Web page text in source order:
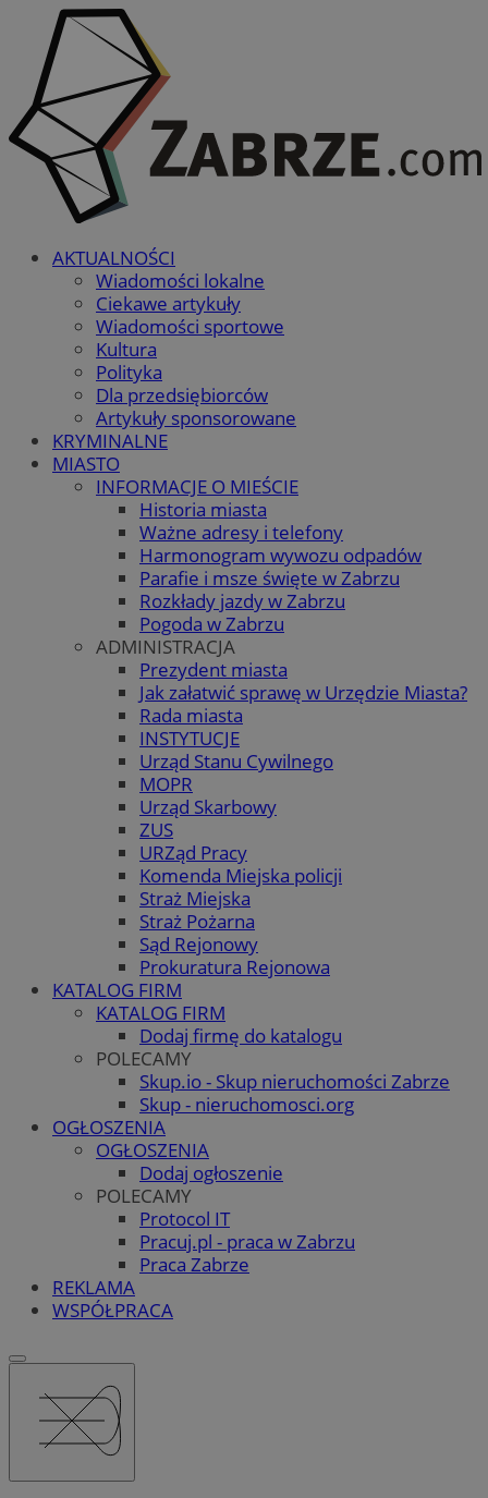
AKTUALNOŚCI
Wiadomości lokalne
Ciekawe artykuły
Wiadomości sportowe
Kultura
Polityka
Dla przedsiębiorców
Artykuły sponsorowane
KRYMINALNE
MIASTO
INFORMACJE O MIEŚCIE
Historia miasta
Ważne adresy i telefony
Harmonogram wywozu odpadów
Parafie i msze święte w Zabrzu
Rozkłady jazdy w Zabrzu
Pogoda w Zabrzu
ADMINISTRACJA
Prezydent miasta
Jak załatwić sprawę w Urzędzie Miasta?
Rada miasta
INSTYTUCJE
Urząd Stanu Cywilnego
MOPR
Urząd Skarbowy
ZUS
URZąd Pracy
Komenda Miejska policji
Straż Miejska
Straż Pożarna
Sąd Rejonowy
Prokuratura Rejonowa
KATALOG FIRM
KATALOG FIRM
Dodaj firmę do katalogu
POLECAMY
Skup.io - Skup nieruchomości Zabrze
Skup - nieruchomosci.org
OGŁOSZENIA
OGŁOSZENIA
Dodaj ogłoszenie
POLECAMY
Protocol IT
Pracuj.pl - praca w Zabrzu
Praca Zabrze
REKLAMA
WSPÓŁPRACA